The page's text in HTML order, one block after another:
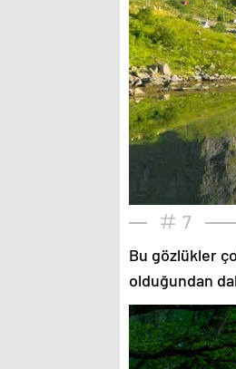
7
Bu gözlükler
olduğundan